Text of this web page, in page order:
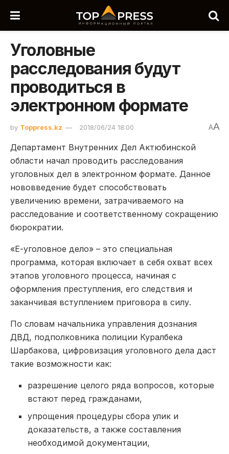
Уголовные
расследования будут
проводиться в
электронном формате
by Toppress.kz 2018/06/24 18:00 AA
Департамент Внутренних Дел Актюбинской
области начал проводить расследования
уголовных дел в электронном формате. Данное
нововведение будет способствовать
увеличению времени, затрачиваемого на
расследование и соответственному сокращению
бюрократии.
«Е-уголовное дело» – это специальная
программа, которая включает в себя охват всех
этапов уголовного процесса, начиная с
оформления преступления, его следствия и
заканчивая вступлением приговора в силу.
По словам начальника управления дознания
ДВД, подполковника полиции Куралбека
Шарбакова, цифровизация уголовного дела даст
такие возможности как:
разрешение целого ряда вопросов, которые
встают перед гражданами,
упрощения процедуры сбора улик и
доказательств, а также составления
необходимой документации,